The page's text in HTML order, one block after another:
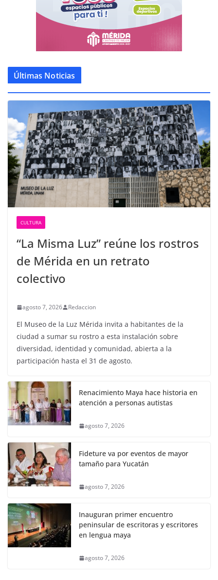
Últimas Noticias
CULTURA
“La Misma Luz” reúne los rostros
de Mérida en un retrato
colectivo
agosto 7, 2026 Redaccion
El Museo de la Luz Mérida invita a habitantes de la
ciudad a sumar su rostro a esta instalación sobre
diversidad, identidad y comunidad, abierta a la
participación hasta el 31 de agosto.
Renacimiento Maya hace historia en
atención a personas autistas
agosto 7, 2026
Fideture va por eventos de mayor
tamaño para Yucatán
agosto 7, 2026
Inauguran primer encuentro
peninsular de escritoras y escritores
en lengua maya
agosto 7, 2026